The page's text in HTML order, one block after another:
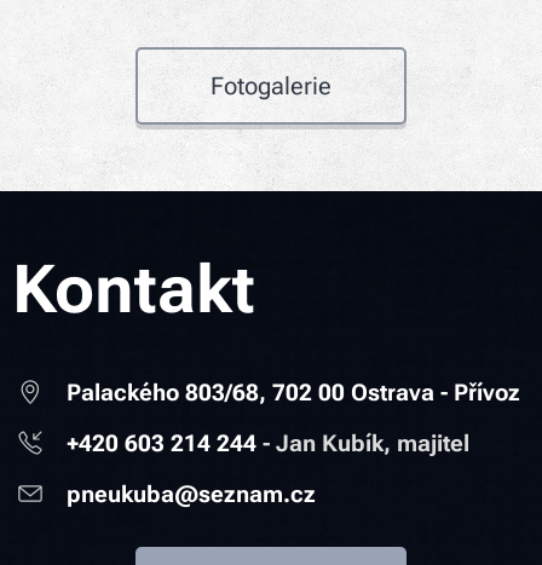
Fotogalerie
Kontakt
Palackého 803/68, 702 00 Ostrava - Přívoz
+420 603 214 244 - Jan Kubík, majitel
pneukuba@seznam.cz